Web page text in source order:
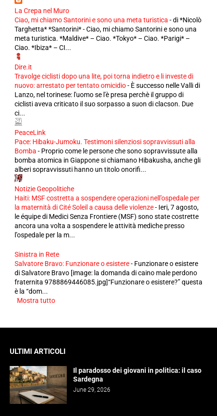
La Crepa nel Muro
Ciao, mi chiamo Santorini e sono una meta turistica -di *Nicolò
Targhetta* *Santorini* - Ciao, mi chiamo Santorini e sono una
meta turistica. *Maldive* – Ciao. *Tokyo* – Ciao. *Parigi* –
Ciao. *Ibiza* – CI...
Dire.it
Travolge ciclisti dopo una lite, poi torna indietro e li investe di
nuovo: arrestato per tentato omicidio- È successo nelle Valli di
Lanzo, nel torinese: l'uomo se l'è presa perchè il gruppo di
ciclisti aveva criticato il suo sorpasso a suon di clacson. Due
ci...
PeaceLink
Pace: Hibaku-Jumoku. Testimoni silenziosi sopravvissuti alla
Bomba - Proprio come le persone che sono sopravvissute alla
bomba atomica in Giappone si chiamano Hibakusha, anche gli
alberi sopravvissuti hanno un titolo onorifi...
Notizie Geopolitiche
Haiti: MSF costretta a sospendere operazioni nell’ospedale per
la maternità di Cité Soleil a causa delle violenze- Ieri, 7 agosto,
le équipe di Medici Senza Frontiere (MSF) sono state costrette
ancora una volta a sospendere le attività mediche presso
l’ospedale per la m...
Sinistra in Rete
Salvatore Bravo: Funzionare o esistere- Funzionare o esistere
di Salvatore Bravo [image: la domanda di caino male perdono
fraternita 9788869446085.jpg]“Funzionare o esistere?” questa
è la “dom...
Mostra tutto
ULTIMI ARTICOLI
Il paradosso dei giovani in politica: il caso
Sardegna
June 29, 2026